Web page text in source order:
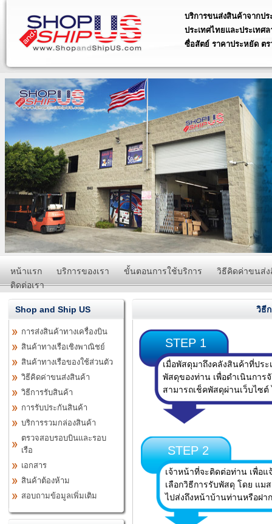
บริการขนส่งสินค้าจากปร
ประเทศไทยและประเทศล
ซื่อสัตย์ ราคาประหยัด ต
บริการรวบรวมสินค้าเป็นกล่อง
สหรัฐอเมริกาส่งกลับประเทศไท
บริการพรีออเดอร์ประเทศสหรัฐ
amazon สั่งของ ebay ราคาปร
รับสั่งสินค้าจาก ประเทศสหรัฐอ
รวดเร็ว
บริการสำหรับพ่อค้า-แม่ค้า ที่รั
ประเทศสหรัฐอเมริกา เรามีราค
หน้าแรก บริการของเรา ขั้นตอนการใช้บริการ
วิธีคิดค่าขนส่
ติดต่อเรา
Shop and Ship US
การส่งสินค้าทางเครื่องบิน
สินค้าทางเรือเชิงพาณิชย์
สินค้าทางเรือของใช้ส่วนตัว
วิธีคิดค่าขนส่งสินค้า
วิธีการรับสินค้า
การรับประกันสินค้า
บริการรวมกล่องสินค้า
ตรวจสอบรอบบินและรอบ
เรือ
เอกสาร
สินค้าต้องห้าม
สอบถามข้อมูลเพิ่มเติม
วิธี
STEP 1
เมื่อพัสดุมาถึงคลังสินค้าที่ปร
พัสดุของท่าน เพื่อดำเนินการ
สามารถเช็คพัสดุผ่านเว็บไซ
STEP 2
เจ้าหน้าที่จะติดต่อท่าน เพื่อ
เลือกวิธีการรับพัสดุ โดย แม
ไปส่งถึงหน้าบ้านท่านหรือฝา